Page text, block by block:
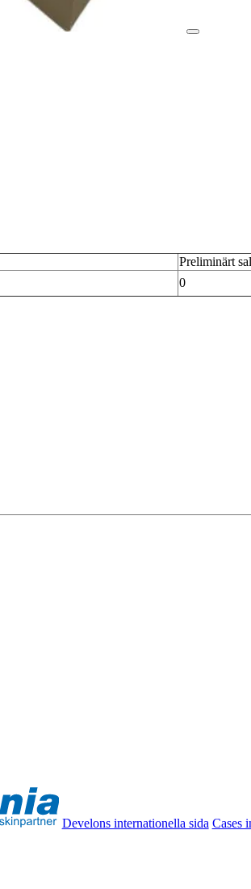
Preliminärt
0
Develons internationella sida Cases